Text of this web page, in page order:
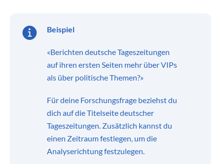
Beispiel
«Berichten deutsche Tageszeitungen
auf ihren ersten Seiten mehr über VIPs
als über politische Themen?»
Für deine Forschungsfrage beziehst du
dich auf die Titelseite deutscher
Tageszeitungen. Zusätzlich kannst du
einen Zeitraum festlegen, um die
Analyserichtung festzulegen.